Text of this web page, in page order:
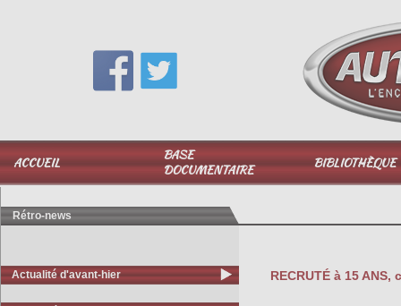
ACCUEIL
BASE
DOCUMENTAIRE
BIBLIOTHÈQUE
06 51 040 025
Rétro-news
Actualité d'avant-hier RECRUTÉ à 15 ANS,